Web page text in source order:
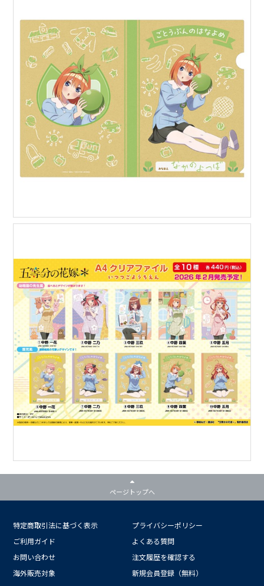
ページトップへ
特定商取引法に基づく表示
プライバシーポリシー
ご利用ガイド
よくある質問
お問い合わせ
注文履歴を確認する
海外販売対象
新規会員登録（無料）